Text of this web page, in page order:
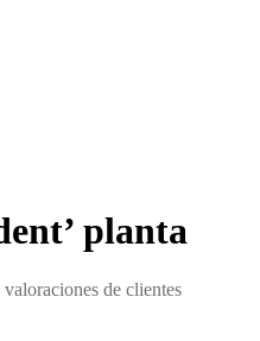
planta
valoraciones de clientes